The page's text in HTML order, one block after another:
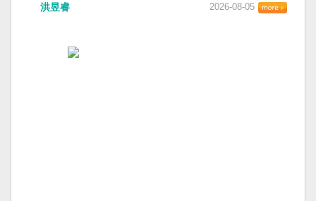
洪昱睿 2026-08-05